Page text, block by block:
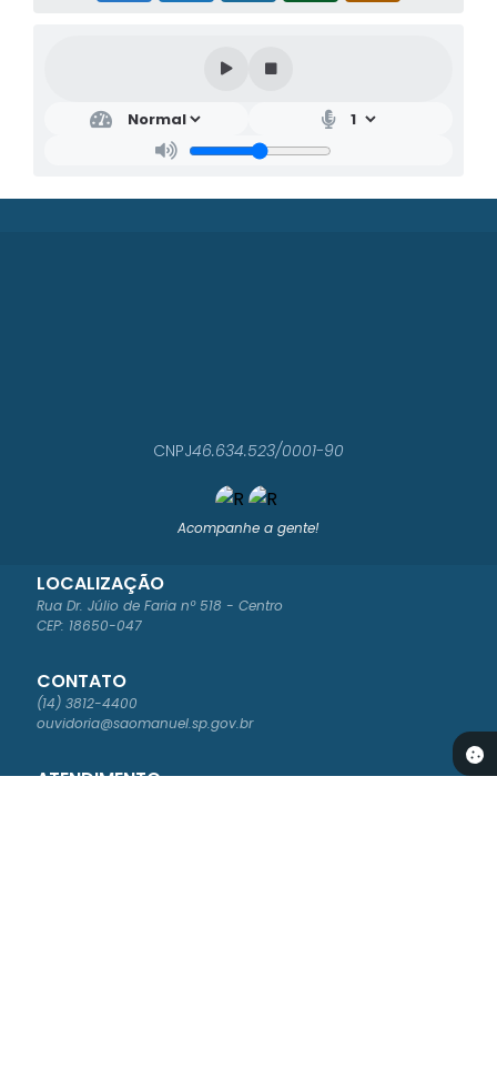
Acompanhe a gente!
LOCALIZAÇÃO
Rua Dr. Júlio de Faria nº 518 - Centro
CEP: 18650-047
CONTATO
(14) 3812-4400
ouvidoria@saomanuel.sp.gov.br
ATENDIMENTO
CNPJ46.634.523/0001-90